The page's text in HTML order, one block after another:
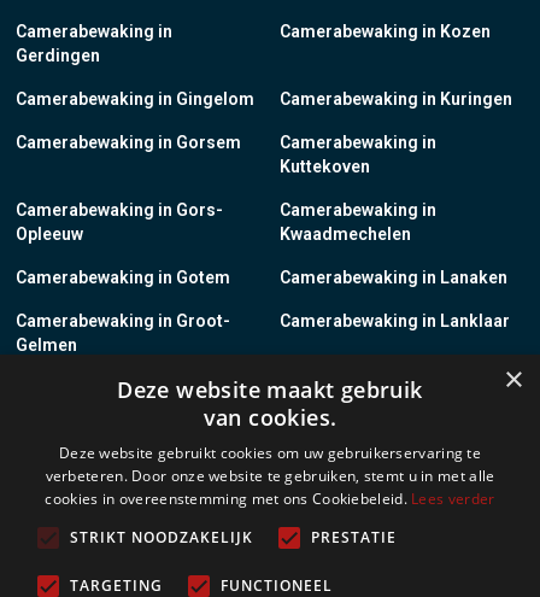
Camerabewaking in
Gerdingen
Camerabewaking in Gingelom
Camerabewaking in Gorsem
Camerabewaking in Gors-
Opleeuw
Camerabewaking in Gotem
Camerabewaking in Groot-
Gelmen
Camerabewaking in Groot-
Camerabewaking in Grote-
Brogel
Camerabewaking in Grote-
Spouwen
Camerabewaking in Gruitrode
Camerabewaking in Kozen
Camerabewaking in Kuringen
Camerabewaking in
Kuttekoven
Camerabewaking in
Kwaadmechelen
Camerabewaking in Lanaken
Camerabewaking in Lanklaar
Camerabewaking in Lauw
Camerabewaking in
Leopoldsburg
Camerabewaking in Leut
Camerabewaking in Linkhout
×
Deze website maakt gebruik
van cookies.
Deze website gebruikt cookies om uw gebruikerservaring te
verbeteren. Door onze website te gebruiken, stemt u in met alle
cookies in overeenstemming met ons Cookiebeleid. Lees verder
STRIKT NOODZAKELIJK
PRESTATIE
TARGETING FUNCTIONEEL